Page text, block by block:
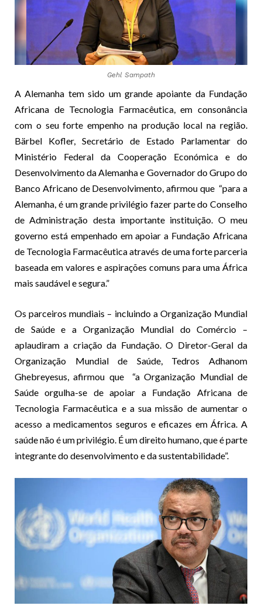
Gehl Sampath
A Alemanha tem sido um grande apoiante da Fundação
Africana de Tecnologia Farmacêutica, em consonância
com o seu forte empenho na produção local na região.
Bärbel Kofler, Secretário de Estado Parlamentar do
Ministério Federal da Cooperação Económica e do
Desenvolvimento da Alemanha e Governador do Grupo do
Banco Africano de Desenvolvimento, afirmou que “para a
Alemanha, é um grande privilégio fazer parte do Conselho
de Administração desta importante instituição. O meu
governo está empenhado em apoiar a Fundação Africana
de Tecnologia Farmacêutica através de uma forte parceria
baseada em valores e aspirações comuns para uma África
mais saudável e segura.”
Os parceiros mundiais – incluindo a Organização Mundial
de Saúde e a Organização Mundial do Comércio –
aplaudiram a criação da Fundação. O Diretor-Geral da
Organização Mundial de Saúde, Tedros Adhanom
Ghebreyesus, afirmou que “a Organização Mundial de
Saúde orgulha-se de apoiar a Fundação Africana de
Tecnologia Farmacêutica e a sua missão de aumentar o
acesso a medicamentos seguros e eficazes em África. A
saúde não é um privilégio. É um direito humano, que é parte
integrante do desenvolvimento e da sustentabilidade”.